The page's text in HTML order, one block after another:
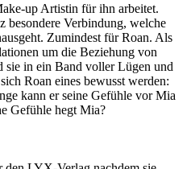
up Artistin für ihn arbeitet.
besondere Verbindung, welche
Zumindest für Roan. Als
um die Beziehung von
in ein Band voller Lügen und
Roan eines bewusst werden:
kann er seine Gefühle vor Mia
Gefühle hegt Mia?